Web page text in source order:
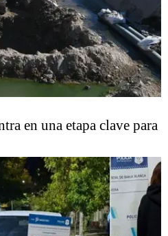
en una etapa clave para